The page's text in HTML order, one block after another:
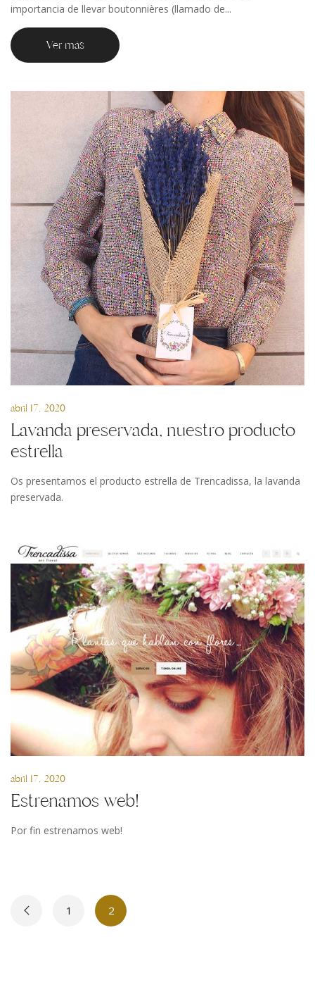
importancia de llevar boutonnières (llamado de...
Ver más
abril 17, 2020
Lavanda preservada, nuestro producto
estrella
Os presentamos el producto estrella de Trencadissa, la lavanda
preservada.
abril 17, 2020
Estrenamos web!
Por fin estrenamos web!
1 2